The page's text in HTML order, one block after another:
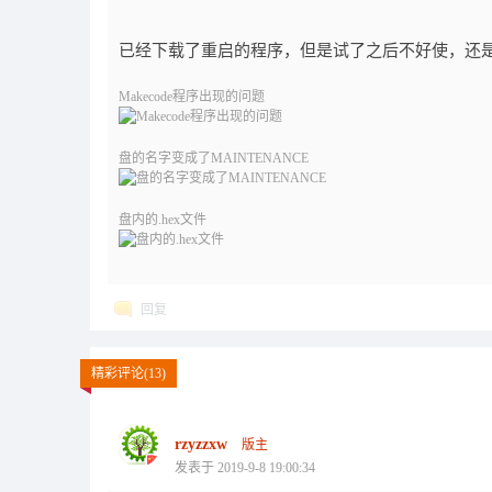
已经下载了重启的程序，但是试了之后不好使，还
Makecode程序出现的问题
盘的名字变成了MAINTENANCE
盘内的.hex文件
回复
精彩评论(13)
rzyzzxw
版主
发表于 2019-9-8 19:00:34